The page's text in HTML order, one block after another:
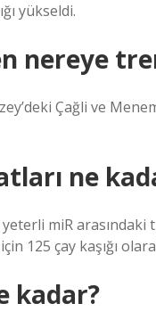
yükseldi.
nereye
Çağli ve
ne
miR
125 çay kaşığı
kadar?